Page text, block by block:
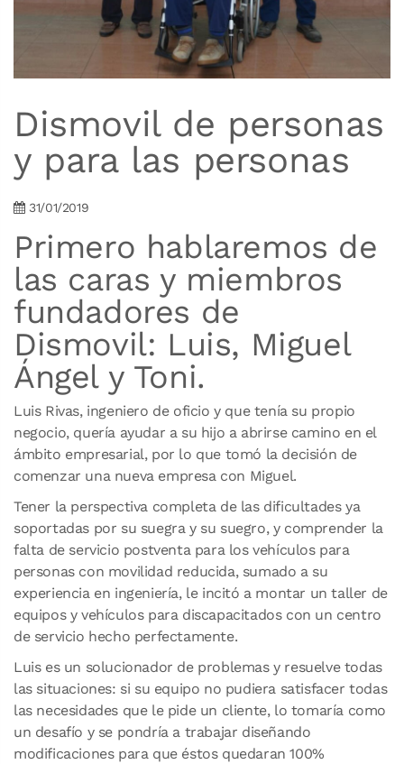
Dismovil de personas
y para las personas
31/01/2019
Primero hablaremos de
las caras y miembros
fundadores de
Dismovil: Luis, Miguel
Ángel y Toni.
Luis Rivas, ingeniero de oficio y que tenía su propio
negocio, quería ayudar a su hijo a abrirse camino en el
ámbito empresarial, por lo que tomó la decisión de
comenzar una nueva empresa con Miguel.
Tener la perspectiva completa de las dificultades ya
soportadas por su suegra y su suegro, y comprender la
falta de servicio postventa para los vehículos para
personas con movilidad reducida, sumado a su
experiencia en ingeniería, le incitó a montar un taller de
equipos y vehículos para discapacitados con un centro
de servicio hecho perfectamente.
Luis es un solucionador de problemas y resuelve todas
las situaciones: si su equipo no pudiera satisfacer todas
las necesidades que le pide un cliente, lo tomaría como
un desafío y se pondría a trabajar diseñando
modificaciones para que éstos quedaran 100%